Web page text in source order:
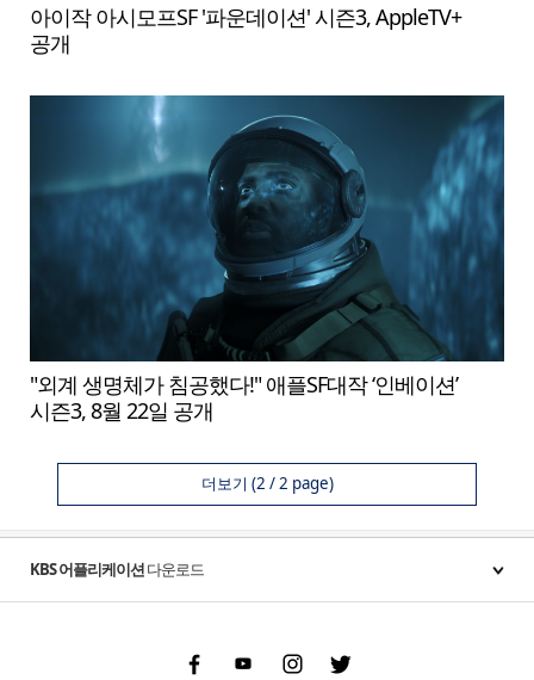
아이작 아시모프SF '파운데이션' 시즌3, AppleTV+
공개
"외계 생명체가 침공했다!" 애플SF대작 ‘인베이션’
시즌3, 8월 22일 공개
더보기 (2 / 2 page)
KBS 어플리케이션다운로드
FacebookYoutubeInstgram